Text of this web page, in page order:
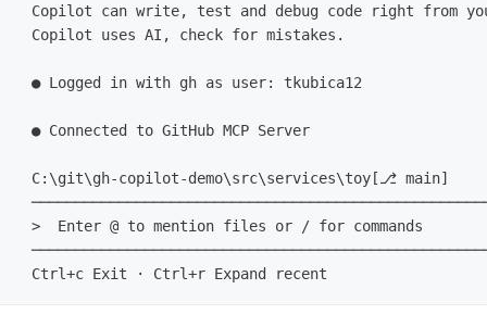
Copilot can write, test and debug code right from
Copilot uses AI, check for mistakes.
● Logged in with gh as user: tkubica12
● Connected to GitHub MCP Server
C:\git\gh-copilot-demo\src\services\toy[⎇
>  Enter @ to mention files or / for commands